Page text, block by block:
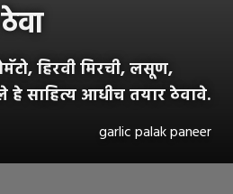
हिरवी मिरची, लसूण,
साहित्य आधीच तयार ठेवावे.
garlic palak paneer